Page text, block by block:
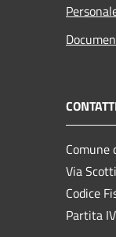
Comune
Via
Codice
Partita